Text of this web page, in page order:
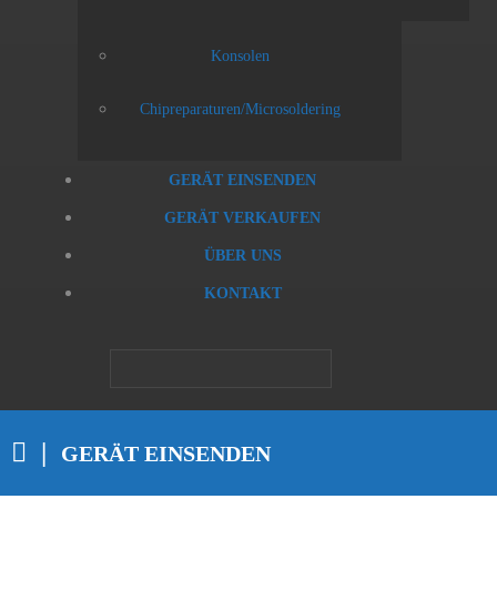
Konsolen
Chipreparaturen/Microsoldering
GERÄT EINSENDEN
GERÄT VERKAUFEN
ÜBER UNS
KONTAKT
GERÄT EINSENDEN